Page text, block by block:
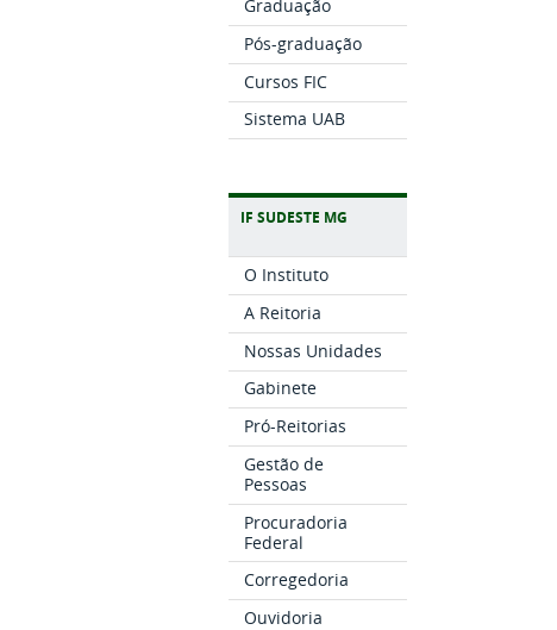
Graduação
Pós-graduação
Cursos FIC
Sistema UAB
IF SUDESTE MG
O Instituto
A Reitoria
Nossas Unidades
Gabinete
Pró-Reitorias
Gestão de
Pessoas
Procuradoria
Federal
Corregedoria
Ouvidoria